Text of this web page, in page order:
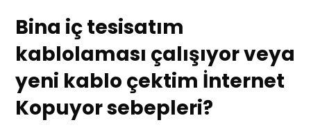
Bina iç tesisatım
kablolaması çalışıyor veya
yeni kablo çektim İnternet
Kopuyor sebepleri?